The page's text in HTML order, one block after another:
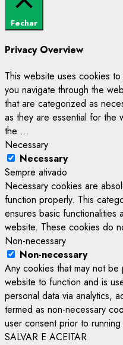
Fechar
Privacy Overview
This website uses cookies
you navigate through the
that are categorized as
as they are essential for the
the ...
Necessary
Necessary
Sempre ativado
Necessary cookies are
function properly. This
ensures basic functionalities
website. These cookies do
Non-necessary
Non-necessary
Any cookies that may not
website to function and is
personal data via analytics,
termed as non-necessary
user consent prior to
SALVAR E ACEITAR